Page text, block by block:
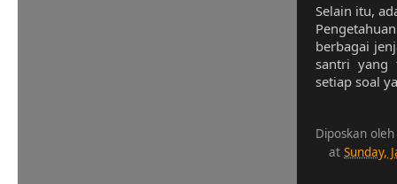
Selain itu,
berbagai
santri yang
setiap soal
Diposkan
atSunday,